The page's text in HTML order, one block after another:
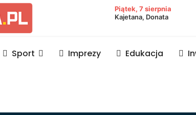
lubaczowski
Piątek, 7 sierpnia
Kajetana, Donata
Sport Imprezy Edukacja